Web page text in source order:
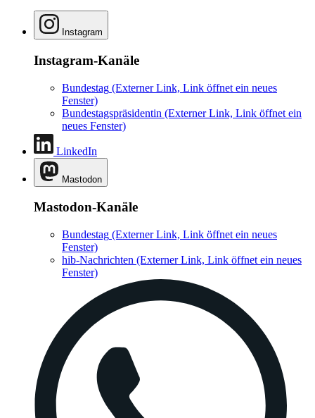
Instagram
Instagram-Kanäle
Bundestag (Externer Link, Link öffnet ein neues
Fenster)
Bundestagspräsidentin (Externer Link, Link öffnet ein
neues Fenster)
LinkedIn
Mastodon
Mastodon-Kanäle
Bundestag (Externer Link, Link öffnet ein neues
Fenster)
hib-Nachrichten (Externer Link, Link öffnet ein neues
Fenster)